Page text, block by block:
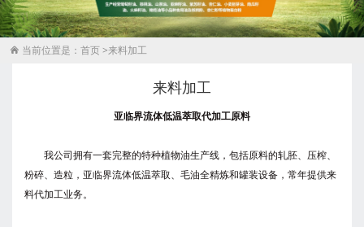
 当前位置是： 首页>来料加工
来料加工
亚临界流体低温萃取代加工原料
我公司拥有一套完整的特种植物油生产线，包括原料的轧胚、压榨、
粉碎、造粒，亚临界流体低温萃取、毛油全精炼和罐装设备，常年提供来
料代加工业务。